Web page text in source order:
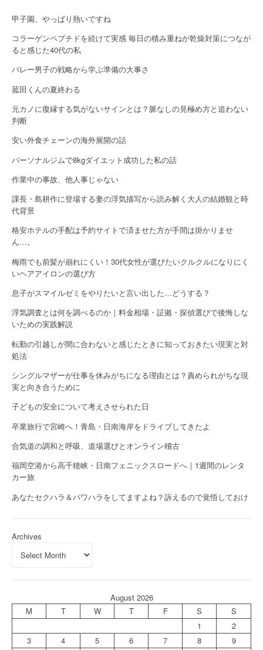
i
g
a
t
i
o
n
甲子園、やっぱり熱いですね
コラーゲンペプチドを続けて実感 毎日の積み重ねが乾燥対策につなが
ると感じた40代の私
バレー男子の戦略から学ぶ準備の大事さ
菰田くんの夏終わる
元カノに復縁する気がないサインとは？脈なしの見極め方と追わない
判断
安い外食チェーンの海外展開の話
パーソナルジムで8kgダイエット成功した私の話
作業中の事故、他人事じゃない
課長・島耕作に登場する妻の浮気描写から読み解く大人の結婚観と時
代背景
格安ホテルの手配は予約サイトで済ませた方が手間は掛かりませ
ん…。
梅雨でも前髪が崩れにくい！30代女性が選びたいクルクルになりにく
いヘアアイロンの選び方
息子がスマイルゼミをやりたいと言い出した…どうする？
浮気調査とは何を調べるのか｜料金相場・証拠・探偵選びで後悔しな
いための実践解説
転勤の引越しが間に合わないと感じたときに知っておきたい現実と対
処法
シングルマザーが仕事を休みがちになる理由とは？責められがちな現
実と向き合うために
子どもの安全について考えさせられた日
卒業旅行で宮崎へ！青島・日南海岸をドライブしてきたよ
合気道の調和と呼吸、道場選びとオンライン稽古
福岡空港から高千穂峡・日南フェニックスロードへ｜1週間のレンタ
カー旅
あなたセクハラ＆パワハラをしてますよね？訴えるので覚悟しておけ
Archives
August 2026
M
T W T F S
S
1
2
3
4 5 6 7 8
9